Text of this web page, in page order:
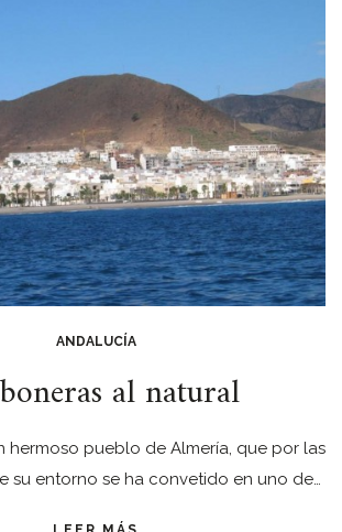
ANDALUCÍA
al natural
hermoso pueblo de Almería, que por las
su entorno se ha convetido en uno de…